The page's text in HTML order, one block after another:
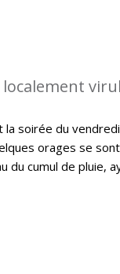
la soirée du
orages se
du cumul de pluie,